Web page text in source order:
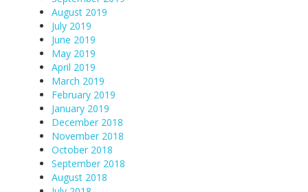
August 2019
July 2019
June 2019
May 2019
April 2019
March 2019
February 2019
January 2019
December 2018
November 2018
October 2018
September 2018
August 2018